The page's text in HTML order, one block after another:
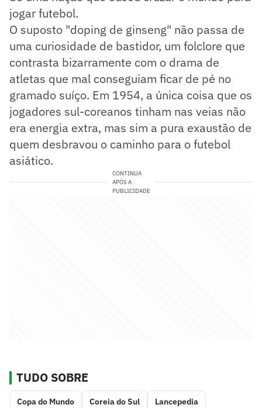
jogar futebol.
O suposto "doping de ginseng" não passa de
uma curiosidade de bastidor, um folclore que
contrasta bizarramente com o drama de
atletas que mal conseguiam ficar de pé no
gramado suíço. Em 1954, a única coisa que os
jogadores sul-coreanos tinham nas veias não
era energia extra, mas sim a pura exaustão de
quem desbravou o caminho para o futebol
asiático.
CONTINUA
APÓS A
PUBLICIDADE
TUDO SOBRE
Copa do Mundo Coreia do Sul Lancepedia